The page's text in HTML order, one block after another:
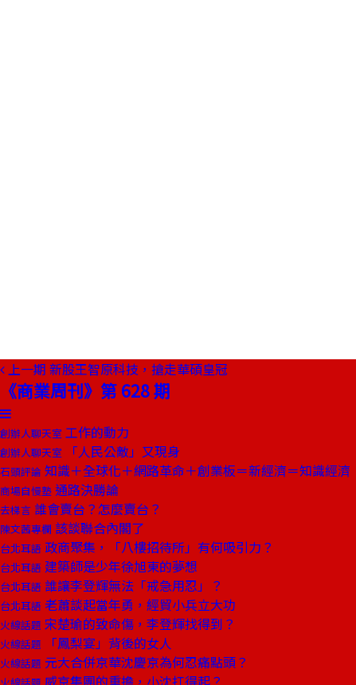
上一期 新股王智原科技，搶走華碩皇冠
《商業周刊》第 628 期
創辦人聊天室 工作的動力
創辦人聊天室 「人民公敵」又現身
石頭評論 知識＋全球化＋網路革命＋創業板＝新經濟＝知識經濟
商場自慢塾 通路決勝論
去梯言 誰會賣台？怎麼賣台？
陳文茜專欄 該談聯合內閣了
台北耳語 政商聚集，「八樓招待所」有何吸引力？
台北耳語 建築師是少年徐旭東的夢想
台北耳語 誰讓李登輝無法「戒急用忍」？
台北耳語 老蕭談起當年勇，經貿小兵立大功
火線話題 宋楚瑜的致命傷，李登輝找得到？
火線話題 「鳳梨宴」背後的女人
火線話題 元大合併京華沈慶京為何忍痛點頭？
威京集團的重擔，小沈扛得起？